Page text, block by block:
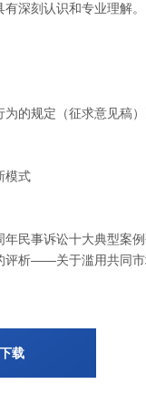
深刻认识和专业理解。
为的规定（征求意见稿
模式
年民事诉讼十大典型案例
评析——关于滥用共同市
载